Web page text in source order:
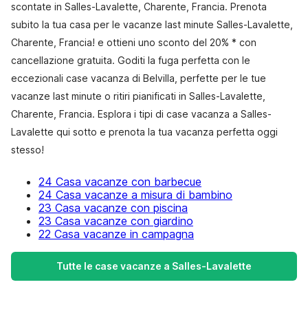
scontate in Salles-Lavalette, Charente, Francia. Prenota
subito la tua casa per le vacanze last minute Salles-Lavalette,
Charente, Francia! e ottieni uno sconto del 20% * con
cancellazione gratuita. Goditi la fuga perfetta con le
eccezionali case vacanza di Belvilla, perfette per le tue
vacanze last minute o ritiri pianificati in Salles-Lavalette,
Charente, Francia. Esplora i tipi di case vacanza a Salles-
Lavalette qui sotto e prenota la tua vacanza perfetta oggi
stesso!
24 Casa vacanze con barbecue
24 Casa vacanze a misura di bambino
23 Casa vacanze con piscina
23 Casa vacanze con giardino
22 Casa vacanze in campagna
Tutte le case vacanze a Salles-Lavalette